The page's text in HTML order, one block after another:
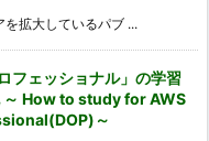
拡大しているパブ ...
フェッショナル」の学習
～ How to study for AWS
～